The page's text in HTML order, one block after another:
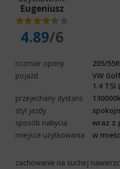
Eugeniusz
4.89/6
rozmiar opony
205/
pojazd
VW
1.4 TSI
przejechany dystans
styl jazdy
sposób nabycia
wraz z
miejsce użytkowania
w
zachowanie na suchej